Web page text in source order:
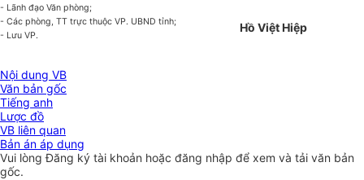
- Lãnh đạo Văn phòng;
- Các phòng, TT trực thuộc VP. UBND tỉnh;
- Lưu VP.
Hồ Việt Hiệp
Nội dung VB
Văn bản gốc
Tiếng anh
Lược đồ
VB liên quan
Bản án áp dụng
Vui lòngĐăng ký tài khoản hoặc đăng nhập để xem và tải văn bản
gốc.